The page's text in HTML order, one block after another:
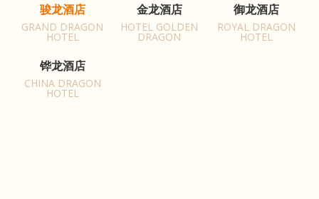
骏龙酒店
GRAND DRAGON
HOTEL
金龙酒店
HOTEL GOLDEN
DRAGON
御龙酒店
ROYAL DRAGON
HOTEL
铧龙酒店
CHINA DRAGON
HOTEL